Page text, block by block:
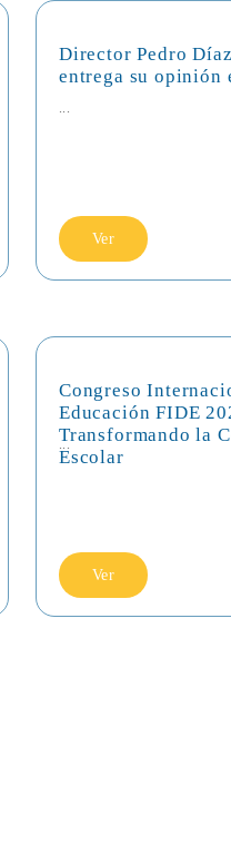
Director Pedro
entrega su opinión
Ver
Congreso
Educación FIDE
Transformando la
Escolar
...
Ver